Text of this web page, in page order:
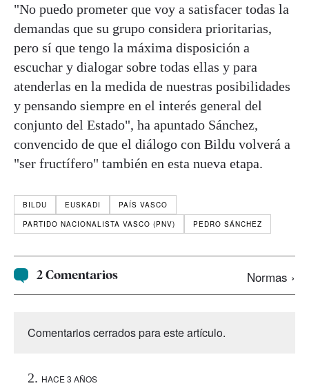
"No puedo prometer que voy a satisfacer todas la
demandas que su grupo considera prioritarias,
pero sí que tengo la máxima disposición a
escuchar y dialogar sobre todas ellas y para
atenderlas en la medida de nuestras posibilidades
y pensando siempre en el interés general del
conjunto del Estado", ha apuntado Sánchez,
convencido de que el diálogo con Bildu volverá a
"ser fructífero" también en esta nueva etapa.
BILDU EUSKADI
PAÍS VASCO
PARTIDO NACIONALISTA VASCO (PNV)
PEDRO SÁNCHEZ
2 Comentarios Normas ›
Comentarios cerrados para este artículo.
HACE 3 AÑOS